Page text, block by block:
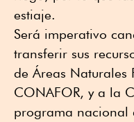
estiaje.
Será imperativo
transferir sus
de Áreas Naturales
CONAFOR, y a la
programa nacional